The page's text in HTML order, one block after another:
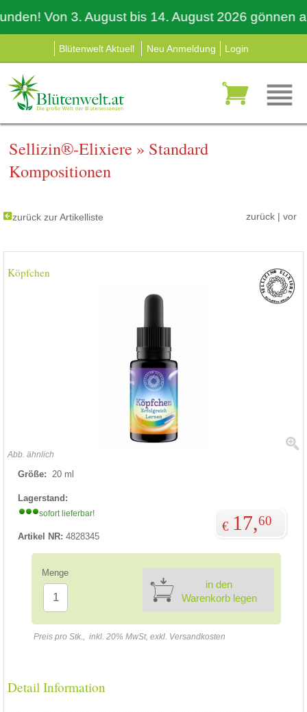
Von 3. August bis 14. August 2026 gönnen
Blütenwelt Aktuell Neu Anmeldung Login
Sellizin®-Elixiere » Standard
Kompositionen
zurück zur Artikelliste zurück | vor
Köpfchen
Abb. ähnlich
Größe: 20 ml
Lagerstand:
sofort lieferbar!
Artikel NR: 4828345
€ 17,60
Menge
in den
Warenkorb legen
Preis pro Stk., inkl. 20% MwSt, exkl. Versandkosten
Detail Information